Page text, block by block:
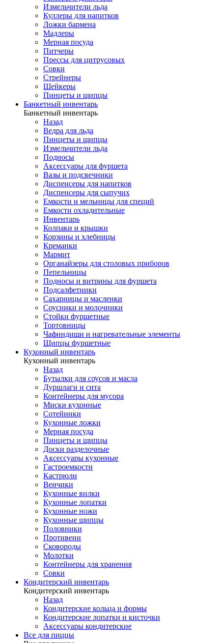
Измельчители льда
Куллеры для напитков
Ложки бармена
Мадлеры
Мерная посуда
Питчеры
Прессы для цитрусовых
Совки
Стрейнеры
Шейкеры
Пинцеты и щипцы
Банкетный инвентарь
Банкетный инвентарь
Назад
Ведра для льда
Пинцеты и щипцы
Измельчители льда
Подносы
Аксессуары для фуршета
Вазы и подсвечники
Диспенсеры для напитков
Диспенсеры для сыпучих
Емкости и мельницы для специй
Емкости охладительные
Инвентарь
Колпаки и крышки
Корзины и хлебницы
Креманки
Мармит
Органайзеры для столовых приборов
Пепельницы
Подносы и витрины для фуршета
Подсалфетники
Сахарницы и масленки
Соусники и молочники
Стойки фуршетные
Тортовницы
Чафиндиши и нагревательные элементы
Щипцы фуршетные
Кухонный инвентарь
Кухонный инвентарь
Назад
Бутылки для соусов и масла
Дуршлаги и сита
Контейнеры для мусора
Миски кухонные
Сотейники
Кухонные ложки
Мерная посуда
Пинцеты и щипцы
Доски разделочные
Аксессуары кухонные
Гастроемкости
Кастрюли
Венчики
Кухонные вилки
Кухонные лопатки
Кухонные ножи
Кухонные щипцы
Половники
Противени
Сковороды
Молотки
Контейнеры для хранения
Совки
Кондитерский инвентарь
Кондитерский инвентарь
Назад
Кондитерские кольца и формы
Кондитерские лопатки и кисточки
Аксессуары кондитерские
Все для пиццы